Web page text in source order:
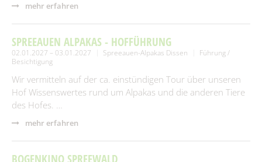
mehr erfahren
SPREEAUEN ALPAKAS - HOFFÜHRUNG
02.01.2027 – 03.01.2027 Spreeauen-Alpakas Dissen
Führung /
Besichtigung
Wir vermitteln auf der ca. einstündigen Tour über unseren
Hof Wissenswertes rund um Alpakas und die anderen Tiere
des Hofes. …
mehr erfahren
BOGENKINO SPREEWALD